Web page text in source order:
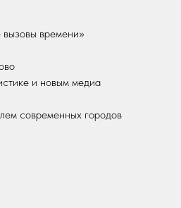
вызовы времени»
и новым медиа
современных городов